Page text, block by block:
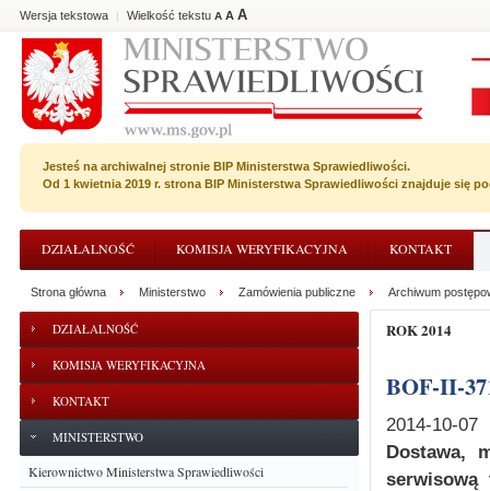
Wersja tekstowa | Wielkość tekstu A A A
Jesteś na archiwalnej stronie BIP Ministerstwa Sprawiedliwości.
Od 1 kwietnia 2019 r. strona BIP Ministerstwa Sprawiedliwości znajduje się
DZIAŁALNOŚĆ KOMISJA WERYFIKACYJNA KONTAKT
DZIAŁALNOŚĆ
KOMISJA WERYFIKACYJNA
KONTAKT
MINISTERSTWO
Kierownictwo Ministerstwa Sprawiedliwości
Strona główna Ministerstwo Zamówienia publiczne Archiwum
ROK 2014
BOF-II-
2014-10-07
Dostawa,
serwisową